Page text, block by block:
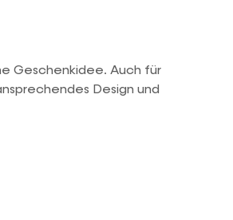
Geschenkidee. Auch für
Design und